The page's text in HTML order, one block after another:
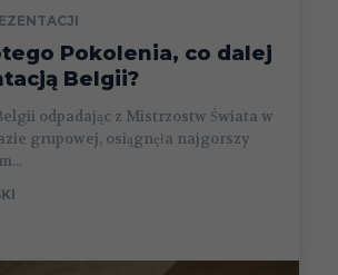
Pokolenia, co dalej
Belgii?
odpadając z Mistrzostw Świata w
grupowej, osiągnęła najgorszy